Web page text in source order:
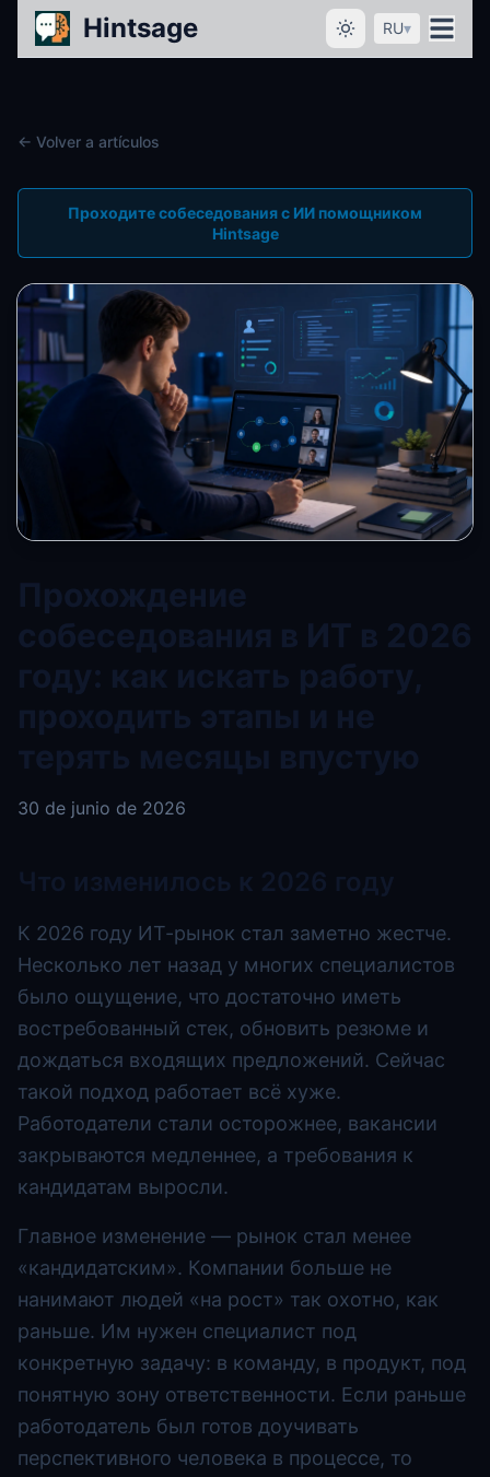
Hintsage RU▾
← Volver a artículos
Проходите собеседования с ИИ помощником
Hintsage
Прохождение
собеседования в ИТ в 2026
году: как искать работу,
проходить этапы и не
терять месяцы впустую
30 de junio de 2026
Что изменилось к 2026 году
К 2026 году ИТ-рынок стал заметно жестче.
Несколько лет назад у многих специалистов
было ощущение, что достаточно иметь
востребованный стек, обновить резюме и
дождаться входящих предложений. Сейчас
такой подход работает всё хуже.
Работодатели стали осторожнее, вакансии
закрываются медленнее, а требования к
кандидатам выросли.
Главное изменение — рынок стал менее
«кандидатским». Компании больше не
нанимают людей «на рост» так охотно, как
раньше. Им нужен специалист под
конкретную задачу: в команду, в продукт, под
понятную зону ответственности. Если раньше
работодатель был готов доучивать
перспективного человека в процессе, то